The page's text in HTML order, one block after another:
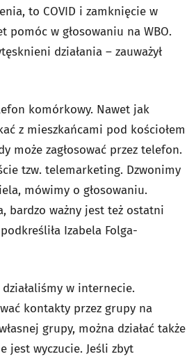
to COVID i zamknięcie w
pomóc w głosowaniu na WBO.
działania – zauważył
komórkowy. Nawet jak
z mieszkańcami pod kościołem
może zagłosować przez telefon.
tzw. telemarketing. Dzwonimy
mówimy o głosowaniu.
bardzo ważny jest też ostatni
Izabela Folga-
w internecie.
kontakty przez grupy na
grupy, można działać także
jest wyczucie. Jeśli zbyt